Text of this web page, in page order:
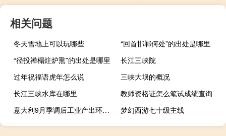
相关问题
冬天雪地上可以玩哪些
“回首邯郸何处”的出处是哪里
“径投禅榻炷炉熏”的出处是哪里
长江三峡院
过年祝福语虎年怎么说
三峡大坝的概况
长江三峡水库在哪里
教师资格证怎么笔试成绩查询
意大利9月季调后工业产出环比0%预期-0.2%前值0.2%
梦幻西游七十级主线